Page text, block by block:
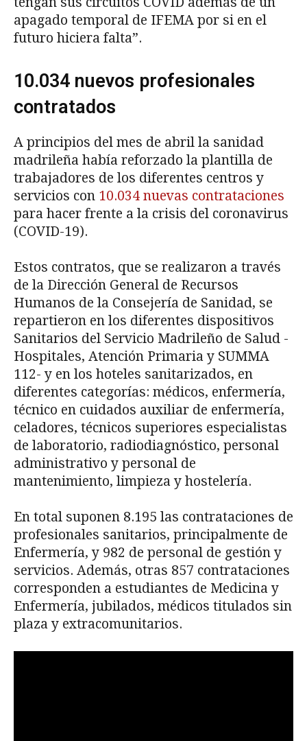
apagado temporal de IFEMA por si en el
futuro hiciera falta”.
10.034 nuevos profesionales
contratados
A principios del mes de abril la sanidad
madrileña había reforzado la plantilla de
trabajadores de los diferentes centros y
servicios con 10.034 nuevas contrataciones
para hacer frente a la crisis del coronavirus
(COVID-19).
Estos contratos, que se realizaron a través
de la Dirección General de Recursos
Humanos de la Consejería de Sanidad, se
repartieron en los diferentes dispositivos
Sanitarios del Servicio Madrileño de Salud -
Hospitales, Atención Primaria y SUMMA
112- y en los hoteles sanitarizados, en
diferentes categorías: médicos, enfermería,
técnico en cuidados auxiliar de enfermería,
celadores, técnicos superiores especialistas
de laboratorio, radiodiagnóstico, personal
administrativo y personal de
mantenimiento, limpieza y hostelería.
En total suponen 8.195 las contrataciones de
profesionales sanitarios, principalmente de
Enfermería, y 982 de personal de gestión y
servicios. Además, otras 857 contrataciones
corresponden a estudiantes de Medicina y
Enfermería, jubilados, médicos titulados sin
plaza y extracomunitarios.